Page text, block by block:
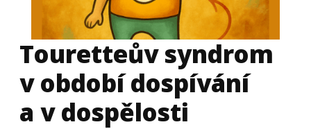
Touretteův syndrom
v období dospívání
a v dospělosti